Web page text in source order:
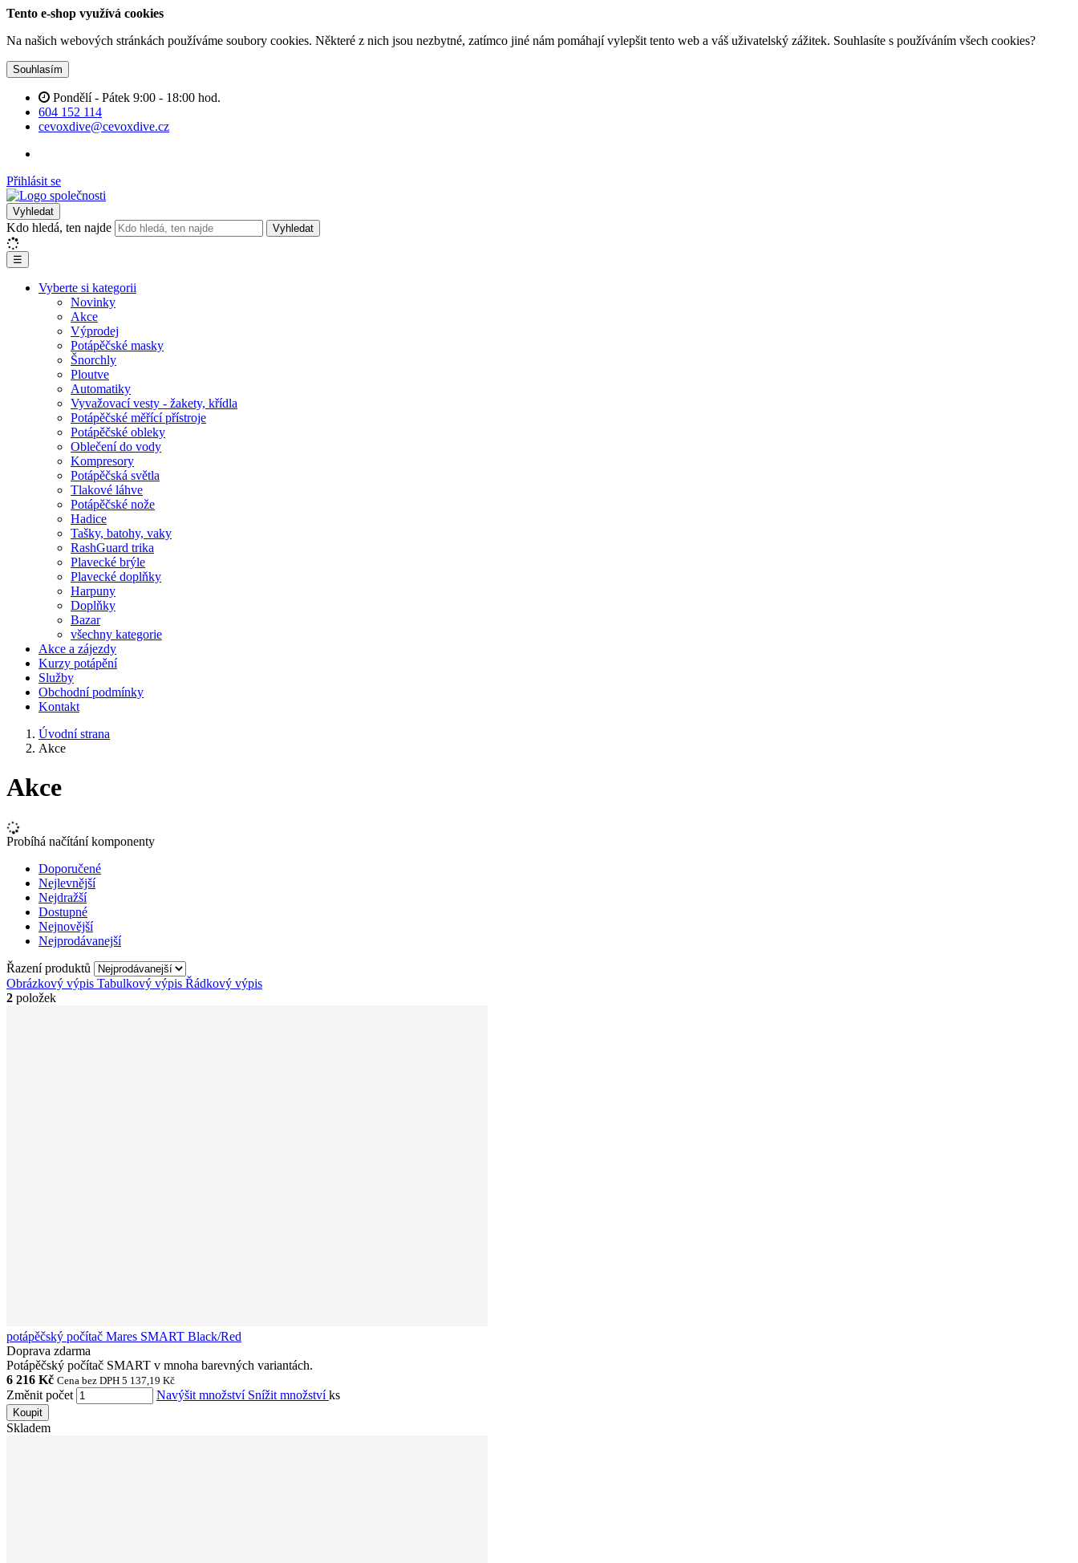
Tento e-shop využívá cookies
Na našich webových stránkách používáme soubory cookies. Některé z nich jsou nezbytné, zatímco jiné nám pomáhají vylepšit tento web a váš uživatelský zážitek. Souhlasíte s používáním všech cookies?
Souhlasím
Pondělí - Pátek 9:00 - 18:00 hod.
604 152 114
cevoxdive@cevoxdive.cz
Přihlásit se
Vyhledat
Kdo hledá, ten najde Vyhledat
☰
Vyberte si kategorii
Novinky
Akce
Výprodej
Potápěčské masky
Šnorchly
Ploutve
Automatiky
Vyvažovací vesty - žakety, křídla
Potápěčské měřící přístroje
Potápěčské obleky
Oblečení do vody
Kompresory
Potápěčská světla
Tlakové láhve
Potápěčské nože
Hadice
Tašky, batohy, vaky
RashGuard trika
Plavecké brýle
Plavecké doplňky
Harpuny
Doplňky
Bazar
všechny kategorie
Akce a zájezdy
Kurzy potápění
Služby
Obchodní podmínky
Kontakt
Úvodní strana
Akce
Akce
Probíhá načítání komponenty
Doporučené
Nejlevnější
Nejdražší
Dostupné
Nejnovější
Nejprodávanejší
Řazení produktů
Obrázkový výpis Tabulkový výpis Řádkový výpis
2 položek
potápěčský počítač Mares SMART Black/Red
Doprava zdarma
Potápěčský počítač SMART v mnoha barevných variantách.
6 216 Kč Cena bez DPH 5 137,19 Kč
Změnit počet Navýšit množství Snížit množstvíks
Koupit
Skladem